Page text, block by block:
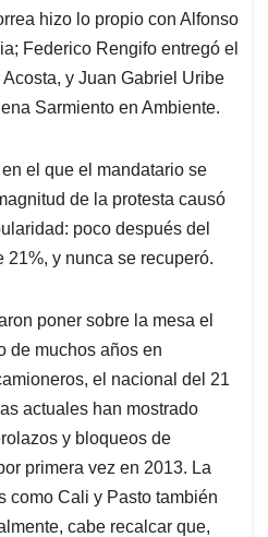
hizo lo propio con Alfonso
Federico Rengifo entregó el
y Juan Gabriel Uribe
Sarmiento en Ambiente.
el que el mandatario se
de la protesta causó
poco después del
21%, y nunca se recuperó.
poner sobre la mesa el
de muchos años en
el nacional del 21
actuales han mostrado
y bloqueos de
primera vez en 2013. La
como Cali y Pasto también
cabe recalcar que,